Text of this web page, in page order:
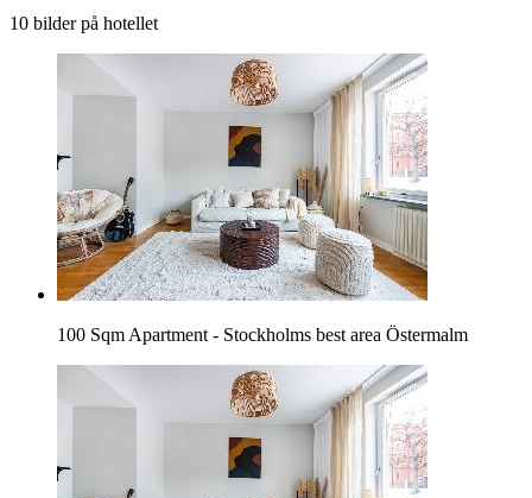
10 bilder på hotellet
100 Sqm Apartment - Stockholms best area Östermalm